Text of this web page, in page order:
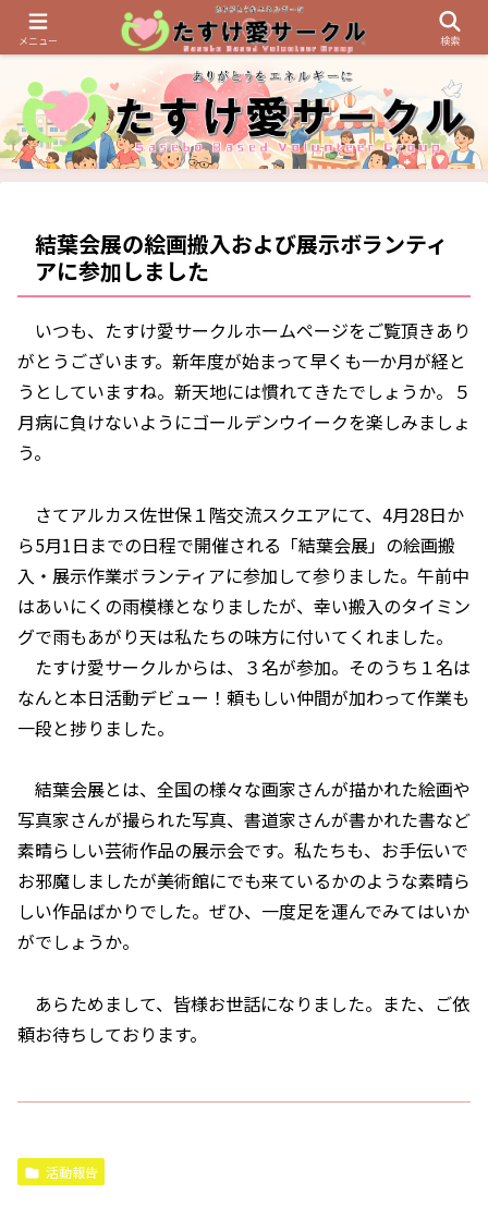
たすけ愛サークル6周年！！皆さ
結葉会展の絵画搬入および展示ボランティ
アに参加しました
いつも、たすけ愛サークルホームページをご覧頂きあり
がとうございます。新年度が始まって早くも一か月が経と
うとしていますね。新天地には慣れてきたでしょうか。５
月病に負けないようにゴールデンウイークを楽しみましょ
う。
さてアルカス佐世保１階交流スクエアにて、4月28日か
ら5月1日までの日程で開催される「結葉会展」の絵画搬
入・展示作業ボランティアに参加して参りました。午前中
はあいにくの雨模様となりましたが、幸い搬入のタイミン
グで雨もあがり天は私たちの味方に付いてくれました。
たすけ愛サークルからは、３名が参加。そのうち１名は
なんと本日活動デビュー！頼もしい仲間が加わって作業も
一段と捗りました。
結葉会展とは、全国の様々な画家さんが描かれた絵画や
写真家さんが撮られた写真、書道家さんが書かれた書など
素晴らしい芸術作品の展示会です。私たちも、お手伝いで
お邪魔しましたが美術館にでも来ているかのような素晴ら
しい作品ばかりでした。ぜひ、一度足を運んでみてはいか
がでしょうか。
あらためまして、皆様お世話になりました。また、ご依
頼お待ちしております。
活動報告
メニュー 検索